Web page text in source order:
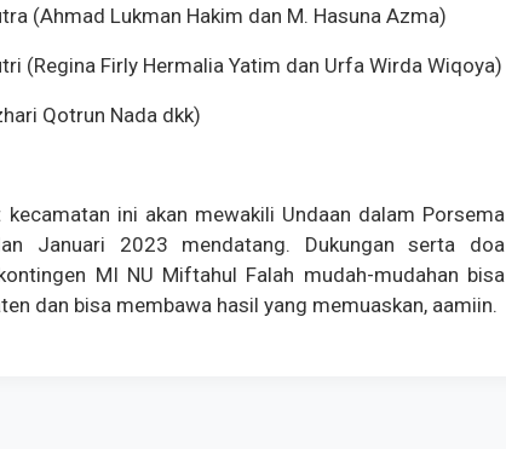
(Ahmad Lukman Hakim dan M. Hasuna Azma)
(Regina Firly Hermalia Yatim dan Urfa Wirda Wiqoya)
Qotrun Nada dkk)
ini akan mewakili Undaan dalam Porsema
Januari 2023 mendatang. Dukungan serta doa
MI NU Miftahul Falah mudah-mudahan bisa
dan bisa membawa hasil yang memuaskan, aamiin.